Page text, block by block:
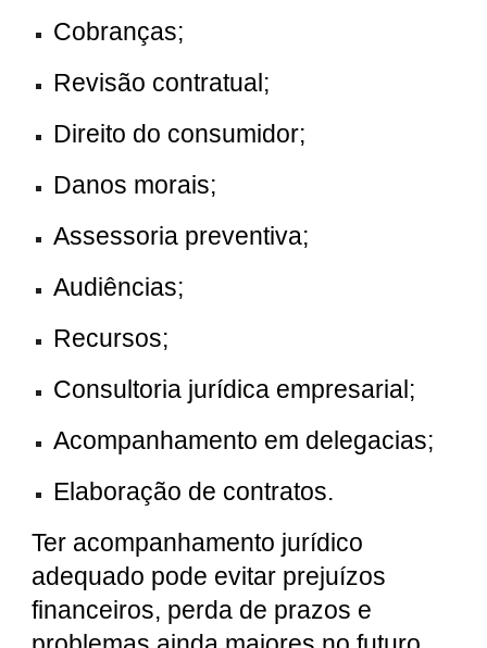
Cobranças;
Revisão contratual;
Direito do consumidor;
Danos morais;
Assessoria preventiva;
Audiências;
Recursos;
Consultoria jurídica empresarial;
Acompanhamento em delegacias;
Elaboração de contratos.
Ter acompanhamento jurídico
adequado pode evitar prejuízos
financeiros, perda de prazos e